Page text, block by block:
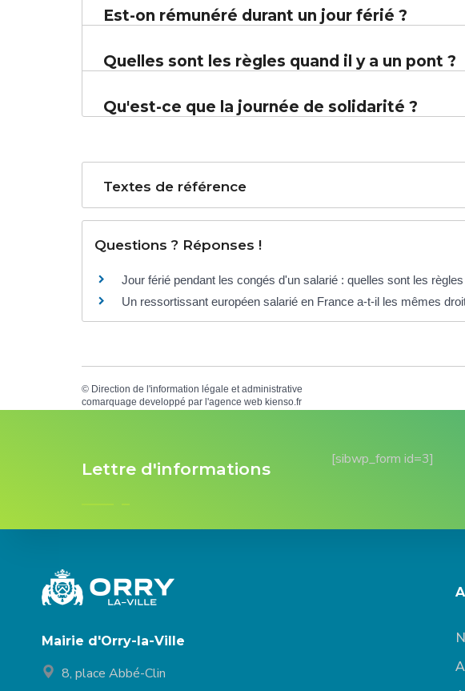
Est-on rémunéré durant un jour férié ?
Quelles sont les règles quand il y a un pont ?
Qu'est-ce que la journée de solidarité ?
Textes de référence
Questions ? Réponses !
Jour férié pendant les congés d'un salarié : quelles sont les
Un ressortissant européen salarié en France a-t-il les mêmes
© Direction de l'information légale et administrative
comarquage developpé par l'agence web kienso.fr
Lettre d'informations [sibwp_form id=3]
Mairie d'Orry-la-Ville
8, place Abbé-Clin